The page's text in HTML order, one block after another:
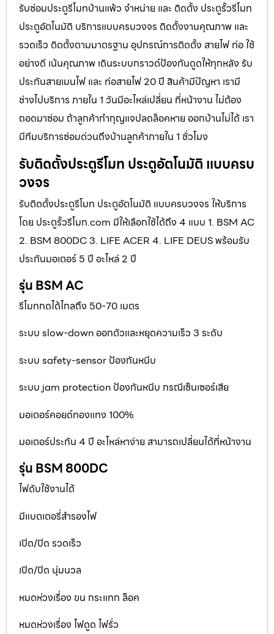
รับซ่อมประตูรีโมทบ้านแพ้ว จำหน่าย และ ติดตั้ง ประตูรั้วรีโมท
ประตูอัตโนมัติ บริการแบบครบวงจร ติดตั้งงานคุณภาพ และ
รวดเร็ว ติดตั้งตามมาตรฐาน อุปกรณ์การติดตั้ง สายไฟ ท่อ ใช้
อย่างดี เน้นคุณภาพ เดินระบบกราวด์ป้องกันดูดให้ทุกหลัง รับ
ประกันสายเมนไฟ และ ท่อสายไฟ 20 ปี สินค้ามีปัญหา เรามี
ช่างไปบริการ ภายใน 1 วันมีอะไหล่เปลี่ยน ที่หน้างาน ไม่ต้อง
ถอดมาซ่อม ถ้าลูกค้าทำกุญแจปลดล็อคหาย ออกบ้านไม่ได้ เรา
มีทีมบริการซ่อมด่วนถึงบ้านลูกค้าภายใน 1 ชั่วโมง
รับติดตั้งประตูรีโมท ประตูอัตโนมัติ แบบครบ
วงจร
รับติดตั้งประตูรีโมท ประตูอัตโนมัติ แบบครบวงจร ให้บริการ
โดย ประตูรั้วรีโมท.com มีให้เลือกใช้ได้ถึง 4 แบบ 1. BSM AC
2. BSM 800DC 3. LIFE ACER 4. LIFE DEUS พร้อมรับ
ประกันมอเตอร์ 5 ปี อะไหล่ 2 ปี
รุ่น BSM AC
รีโมทกดได้ไกลถึง 50-70 เมตร
ระบบ slow-down ออกตัวและหยุดความเร็ว 3 ระดับ
ระบบ safety-sensor ป้องกันหนีบ
ระบบ jam protection ป้องกันหนีบ กรณีเซ็นเซอร์เสีย
มอเตอร์คอยด์ทองแทง 100%
มอเตอร์ประกัน 4 ปี อะไหล่หาง่าย สามารถเปลี่ยนได้ที่หน้างาน
รุ่น BSM 800DC
ไฟดับใช้งานได้
มีแบตเตอรี่สำรองไฟ
เปิด/ปิด รวดเร็ว
เปิด/ปิด นุ่มนวล
หมดห่วงเรื่อง ขน กระแทก ล็อค
หมดห่วงเรื่อง ไฟดูด ไฟรั่ว